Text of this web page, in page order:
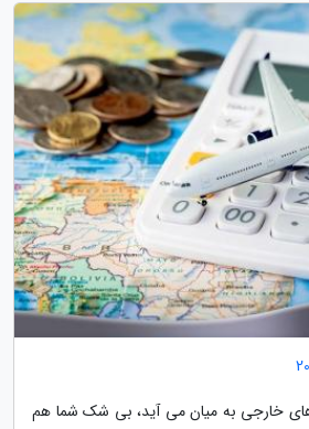
خارجی به میان می آید، بی شک شما هم